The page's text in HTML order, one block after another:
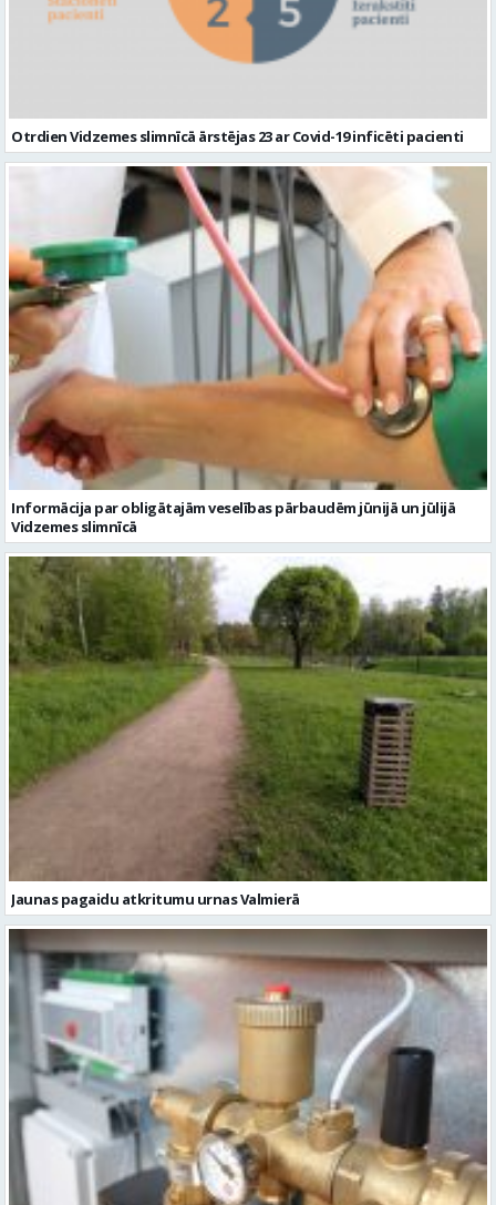
Otrdien Vidzemes slimnīcā ārstējas 23 ar Covid-19 inficēti pacienti
Informācija par obligātajām veselības pārbaudēm jūnijā un jūlijā
Vidzemes slimnīcā
Jaunas pagaidu atkritumu urnas Valmierā